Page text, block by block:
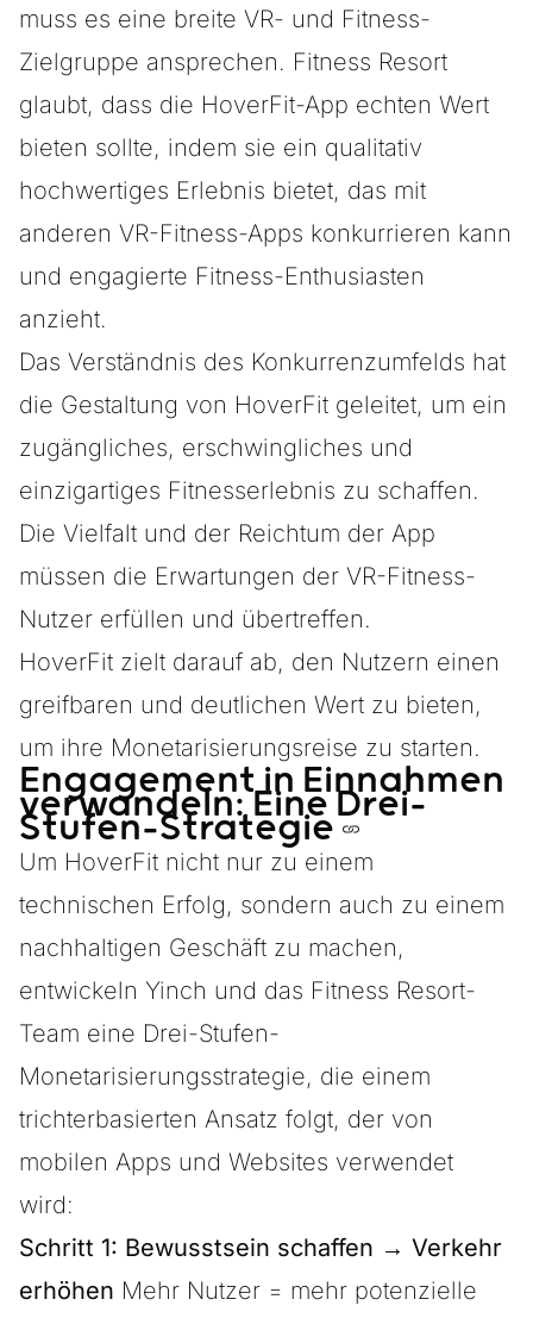
muss es eine breite VR- und Fitness-
Zielgruppe ansprechen. Fitness Resort
glaubt, dass die HoverFit-App echten Wert
bieten sollte, indem sie ein qualitativ
hochwertiges Erlebnis bietet, das mit
anderen VR-Fitness-Apps konkurrieren kann
und engagierte Fitness-Enthusiasten
anzieht.
Das Verständnis des Konkurrenzumfelds hat
die Gestaltung von HoverFit geleitet, um ein
zugängliches, erschwingliches und
einzigartiges Fitnesserlebnis zu schaffen.
Die Vielfalt und der Reichtum der App
müssen die Erwartungen der VR-Fitness-
Nutzer erfüllen und übertreffen.
HoverFit zielt darauf ab, den Nutzern einen
greifbaren und deutlichen Wert zu bieten,
um ihre Monetarisierungsreise zu starten.
Engagement in Einnahmen
verwandeln: Eine Drei-
Stufen-Strategie
Um HoverFit nicht nur zu einem
technischen Erfolg, sondern auch zu einem
nachhaltigen Geschäft zu machen,
entwickeln Yinch und das Fitness Resort-
Team eine Drei-Stufen-
Monetarisierungsstrategie, die einem
trichterbasierten Ansatz folgt, der von
mobilen Apps und Websites verwendet
wird:
Schritt 1: Bewusstsein schaffen → Verkehr
erhöhen Mehr Nutzer = mehr potenzielle